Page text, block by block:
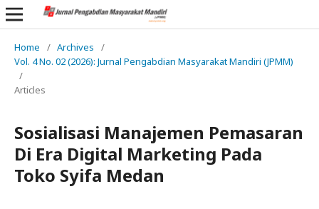
Home / Archives
/
Vol. 4 No. 02 (2026): Jurnal Pengabdian Masyarakat Mandiri (JPMM)
/
Articles
Sosialisasi Manajemen Pemasaran
Di Era Digital Marketing Pada
Toko Syifa Medan